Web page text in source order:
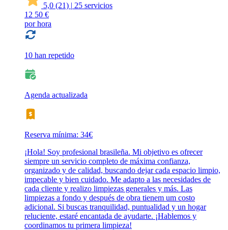
5,0 (21) | 25 servicios
12 50 €
por hora
10 han repetido
Agenda actualizada
Reserva mínima: 34€
¡Hola! Soy profesional brasileña. Mi objetivo es ofrecer
siempre un servicio completo de máxima confianza,
organizado y de calidad, buscando dejar cada espacio limpio,
impecable y bien cuidado. Me adapto a las necesidades de
cada cliente y realizo limpiezas generales y más. Las
limpiezas a fondo y después de obra tienem um costo
adicional. Si buscas tranquilidad, puntualidad y un hogar
reluciente, estaré encantada de ayudarte. ¡Hablemos y
coordinamos tu primera limpieza!